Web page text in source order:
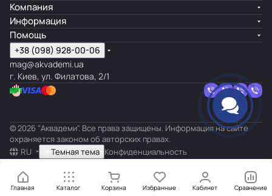
Главная Каталог Корзина Избранные Кабинет Сравнение
Компания
Информация
Помощь
+38 (098) 928-00-06
mag@akvademi.ua
г. Киев, ул. Филатова, 2/1
© 2026 "Аквадеми". Все права защищены. Информация на сайте
охраняется законом об авторских правах.
RU
Темная тема Конфиденциальность